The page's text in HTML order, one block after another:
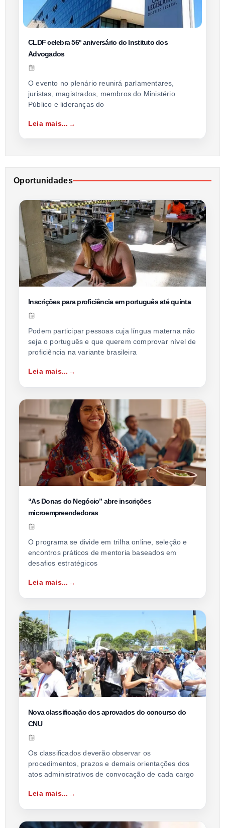
CLDF celebra 56º aniversário do Instituto dos
Advogados
O evento no plenário reunirá parlamentares,
juristas, magistrados, membros do Ministério
Público e lideranças do
Leia mais...
Oportunidades
Inscrições para proficiência em português até quinta
Podem participar pessoas cuja língua materna não
seja o português e que querem comprovar nível de
proficiência na variante brasileira
Leia mais...
“As Donas do Negócio” abre inscrições
microempreendedoras
O programa se divide em trilha online, seleção e
encontros práticos de mentoria baseados em
desafios estratégicos
Leia mais...
Nova classificação dos aprovados do concurso do
CNU
Os classificados deverão observar os
procedimentos, prazos e demais orientações dos
atos administrativos de convocação de cada cargo
Leia mais...